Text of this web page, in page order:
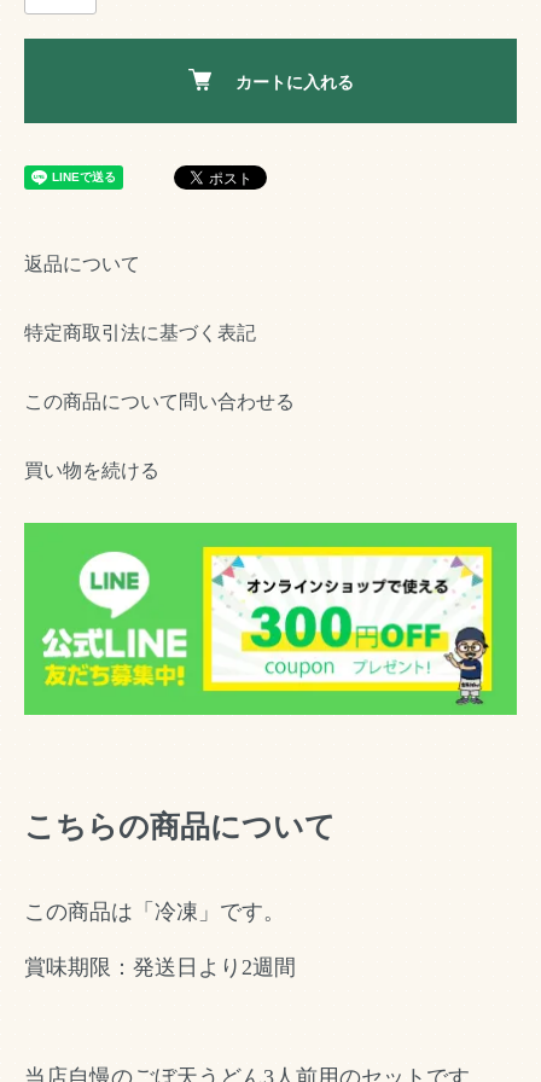
カートに入れる
返品について
特定商取引法に基づく表記
この商品について問い合わせる
買い物を続ける
こちらの商品について
この商品は「冷凍」です。
賞味期限：発送日より2週間